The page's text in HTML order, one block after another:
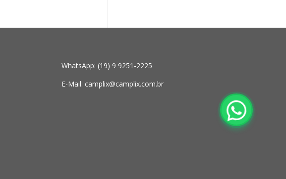
WhatsApp: (19) 9 9251-2225
E-Mail: camplix@camplix.com.br